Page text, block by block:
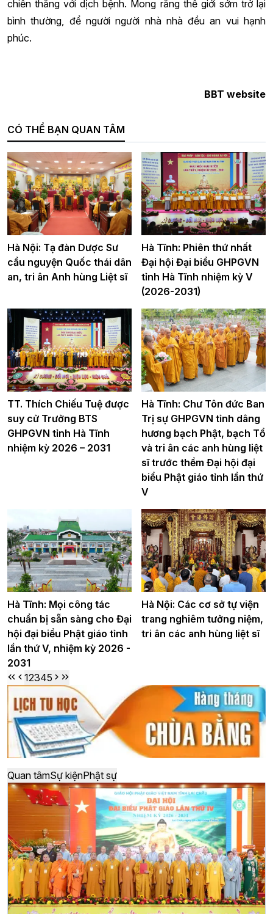
chiến thắng với dịch bệnh. Mong rằng thế giới sớm trở lại
bình thường, để người người nhà nhà đều an vui hạnh
phúc.
BBT website
CÓ THỂ BẠN QUAN TÂM
Hà Nội: Tạ đàn Dược Sư
cầu nguyện Quốc thái dân
an, tri ân Anh hùng Liệt sĩ
Hà Tĩnh: Phiên thứ nhất
Đại hội Đại biểu GHPGVN
tỉnh Hà Tĩnh nhiệm kỳ V
(2026-2031)
TT. Thích Chiếu Tuệ được
suy cử Trưởng BTS
GHPGVN tỉnh Hà Tĩnh
nhiệm kỳ 2026 – 2031
Hà Tĩnh: Chư Tôn đức Ban
Trị sự GHPGVN tỉnh dâng
hương bạch Phật, bạch Tổ
và tri ân các anh hùng liệt
sĩ trước thềm Đại hội đại
biểu Phật giáo tỉnh lần thứ
V
Hà Tĩnh: Mọi công tác
chuẩn bị sẵn sàng cho Đại
hội đại biểu Phật giáo tỉnh
lần thứ V, nhiệm kỳ 2026 -
2031
Hà Nội: Các cơ sở tự viện
trang nghiêm tưởng niệm,
tri ân các anh hùng liệt sĩ
12345
Quan tâmSự kiệnPhật sự